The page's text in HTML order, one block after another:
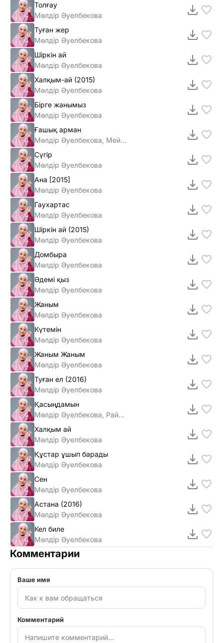
Толғау
Мөлдір Әуелбекова
Туған жер
Мөлдір Әуелбекова
Шіркін ай
Мөлдір Әуелбекова
Халқым-ай (2015)
Мөлдiр Әуелбекова
Бiрге жанымыз
Мөлдiр Әуелбекова
Ғашық арман
Мөлдір Әуелбекова, Мейрамбек Беспаев
Сүгір
Мөлдір Әуелбекова
Ана [2015]
Мөлдiр Әуелбекова
Гаухартас
Мөлдір Әуелбекова
Шiркiн ай (2015)
Мөлдiр Әуелбекова
Домбыра
Мөлдір Әуелбекова
Әдемі қыз
Мөлдір Әуелбекова
Жаным
Мөлдір Әуелбекова
Күтемін
Мөлдір Әуелбекова
Жаным Жаным
Мөлдір Әуелбекова
Туған ел (2016)
Мөлдір Әуелбекова
Қасыңдамын
Мөлдір Әуелбекова, Райым Уайыс
Халқым ай
Мөлдір Әуелбекова
Құстар ұшып барады
Мөлдір Әуелбекова
Сен
Мөлдір Әуелбекова
Астана (2016)
Мөлдір Әуелбекова
Кел биле
Мөлдір Әуелбекова
Комментарии
Ваше имя
Комментарий